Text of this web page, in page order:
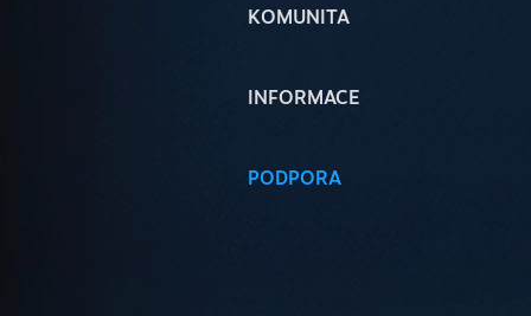
KOMUNITA
INFORMACE
PODPORA